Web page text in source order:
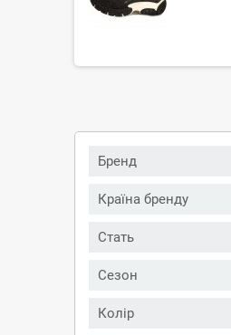
Бренд
Країна бренду
Стать
Сезон
Колір